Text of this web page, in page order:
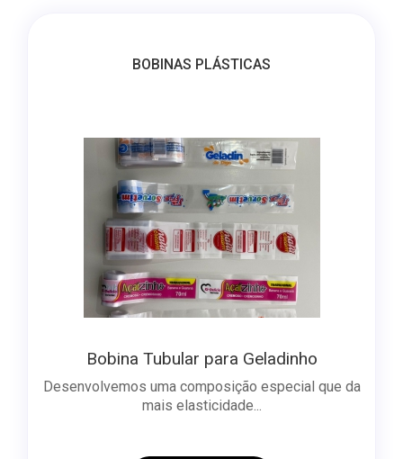
BOBINAS PLÁSTICAS
Bobina Tubular para Geladinho
Desenvolvemos uma composição especial que da
mais elasticidade...